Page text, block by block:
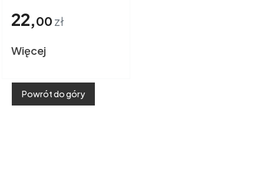
22,00 zł
Więcej
Powrót do góry